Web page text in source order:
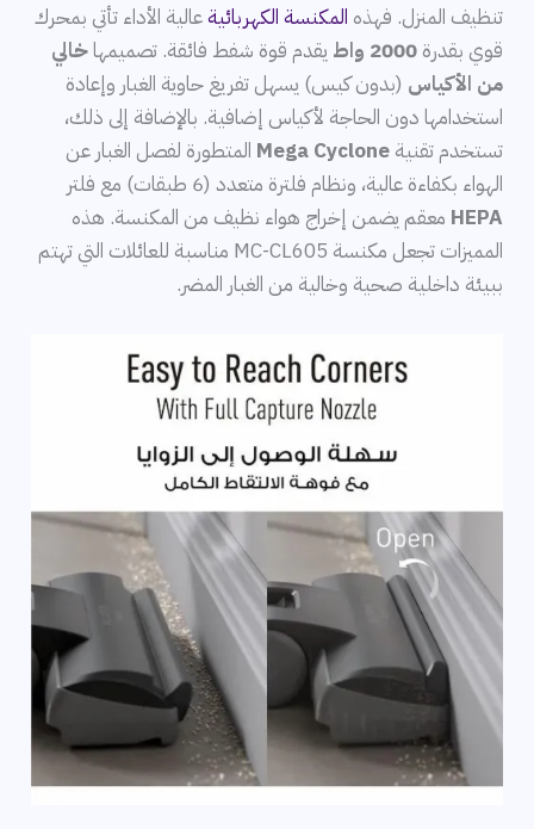
تنظيف المنزل. فهذه المكنسة الكهربائيةعالية الأداء تأتي بمحرك
قوي بقدرة2000 واط يقدم قوة شفط فائقة. تصميمهاخالي
من الأكياس (بدون كيس) يسهل تفريغ حاوية الغبار وإعادة
استخدامها دون الحاجة لأكياس إضافية. بالإضافة إلى ذلك،
تستخدم تقنيةMega Cyclone المتطورة لفصل الغبار عن
الهواء بكفاءة عالية، ونظام فلترة متعدد (6 طبقات) مع فلتر
HEPA معقم يضمن إخراج هواء نظيف من المكنسة. هذه
المميزات تجعل مكنسة MC-CL605 مناسبة للعائلات التي تهتم
ببيئة داخلية صحية وخالية من الغبار المضر.